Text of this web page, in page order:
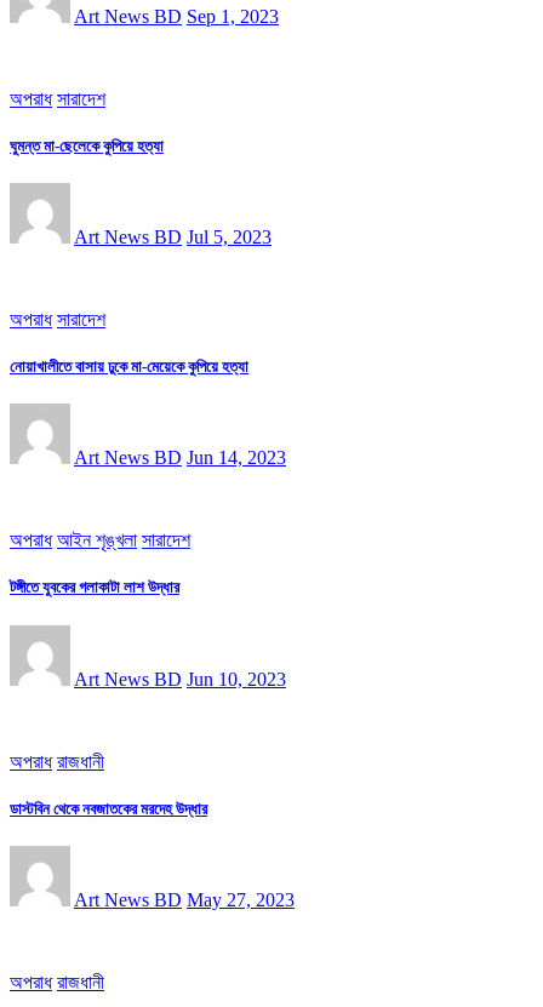
Art News BD Sep 1, 2023
অপরাধ সারাদেশ
ঘুমন্ত মা-ছেলেকে কুপিয়ে হত্যা
Art News BD Jul 5, 2023
অপরাধ সারাদেশ
নোয়াখালীতে বাসায় ঢুকে মা-মেয়েকে কুপিয়ে হত্যা
Art News BD Jun 14, 2023
অপরাধ আইন শৃঙ্খলা সারাদেশ
টঙ্গীতে যুবকের গলাকাটা লাশ উদ্ধার
Art News BD Jun 10, 2023
অপরাধ রাজধানী
ডাস্টবিন থেকে নবজাতকের মরদেহ উদ্ধার
Art News BD May 27, 2023
অপরাধ রাজধানী